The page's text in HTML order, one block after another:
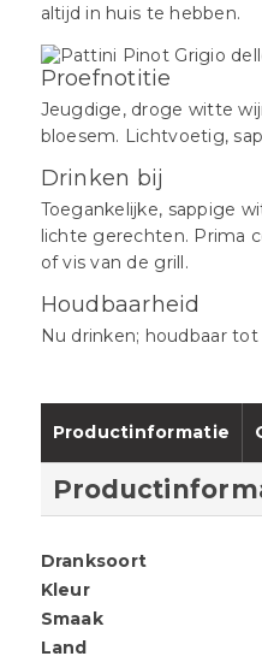
altijd in huis te hebben.
Proefnotitie
Jeugdige, droge witte
bloesem. Lichtvoetig,
Drinken bij
Toegankelijke, sappige
lichte gerechten. Prima
of vis van de grill.
Houdbaarheid
Nu drinken; houdbaar
Productinformatie
Dranksoort
Kleur
Smaak
Land